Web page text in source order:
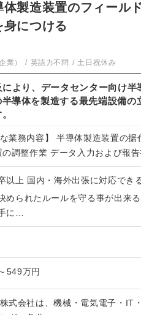
体製造装置のフィール
につける
業） 英語力不問 土日祝休み
より、データセンター向け
半導体を製造する最先端設備
な業務内容】 半導体製造装置の
調整作業 データ入力および報告
以上 国内・海外出張に対応でき
められたルールを守る事が出来
に…
549万円
式会社は、機械・電気電子・IT